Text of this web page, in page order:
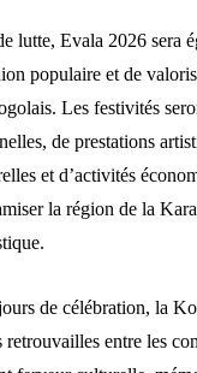
lutte, Evala 2026 sera
populaire et de
Les festivités
de prestations
et d’activités
la région de la
de célébration, la
entre les